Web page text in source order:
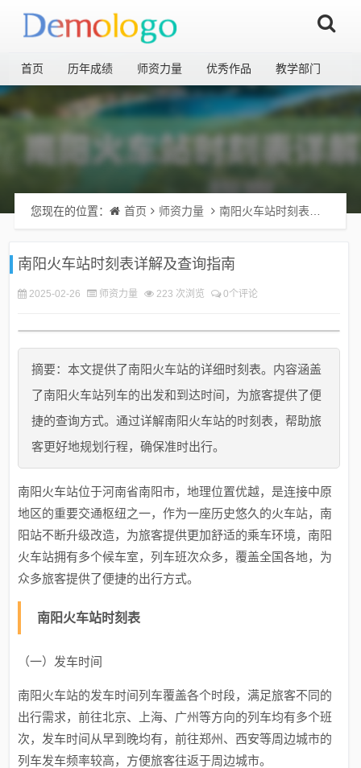
首页 历年成绩 师资力量 优秀作品 教学部门
您现在的位置： 首页 师资力量 南阳火车站时刻表详解及查询指南
南阳火车站时刻表详解及查询指南
2025-02-26 师资力量 223 次浏览 0个评论
摘要：本文提供了南阳火车站的详细时刻表。内容涵盖
了南阳火车站列车的出发和到达时间，为旅客提供了便
捷的查询方式。通过详解南阳火车站的时刻表，帮助旅
客更好地规划行程，确保准时出行。
南阳火车站位于河南省南阳市，地理位置优越，是连接中原
地区的重要交通枢纽之一，作为一座历史悠久的火车站，南
阳站不断升级改造，为旅客提供更加舒适的乘车环境，南阳
火车站拥有多个候车室，列车班次众多，覆盖全国各地，为
众多旅客提供了便捷的出行方式。
南阳火车站时刻表
（一）发车时间
南阳火车站的发车时间列车覆盖各个时段，满足旅客不同的
出行需求，前往北京、上海、广州等方向的列车均有多个班
次，发车时间从早到晚均有，前往郑州、西安等周边城市的
列车发车频率较高，方便旅客往返于周边城市。